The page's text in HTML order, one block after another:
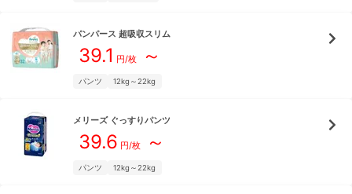
パンパース 超吸収スリム
39.1 円/枚～
パンツ 12kg～22kg
メリーズ ぐっすりパンツ
39.6 円/枚～
パンツ 12kg～22kg